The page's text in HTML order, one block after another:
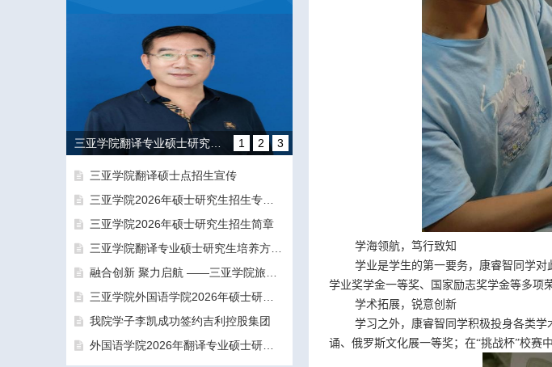
1 2 3
三亚学院翻译硕士点招生宣传
三亚学院2026年硕士研究生招生专业目录及参考书目
三亚学院2026年硕士研究生招生简章
三亚学院翻译专业硕士研究生培养方向和导师团队介绍
融合创新 聚力启航 ——三亚学院旅游与大健康学院正式揭牌成立
三亚学院外国语学院2026年硕士研究生拟录取名单公示公告（一志愿）
我院学子李凯成功签约吉利控股集团
外国语学院2026年翻译专业硕士研究生（MTI）一志愿考生面试工作圆满结束
学海领航，笃行致知
学业是学生的第一要务，康睿智同学
学业奖学金一等奖、国家励志奖学金等多项
学术拓展，锐意创新
学习之外，康睿智同学积极投身各类
诵、俄罗斯文化展一等奖；在“挑战杯”校赛